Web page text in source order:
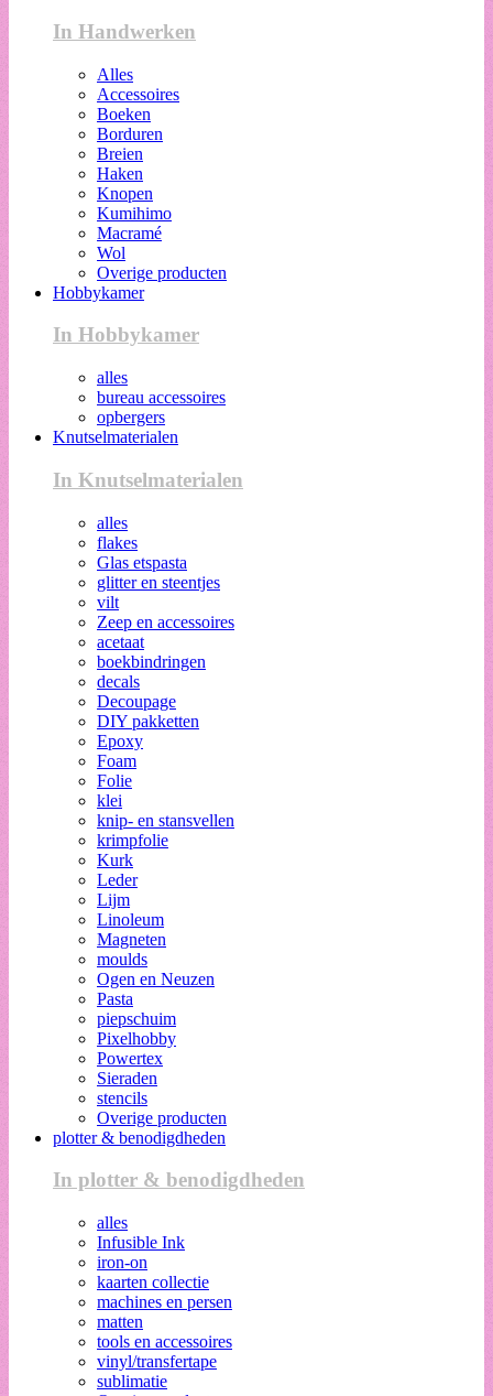
In Handwerken
Alles
Accessoires
Boeken
Borduren
Breien
Haken
Knopen
Kumihimo
Macramé
Wol
Overige producten
Hobbykamer
In Hobbykamer
alles
bureau accessoires
opbergers
Knutselmaterialen
In Knutselmaterialen
alles
flakes
Glas etspasta
glitter en steentjes
vilt
Zeep en accessoires
acetaat
boekbindringen
decals
Decoupage
DIY pakketten
Epoxy
Foam
Folie
klei
knip- en stansvellen
krimpfolie
Kurk
Leder
Lijm
Linoleum
Magneten
moulds
Ogen en Neuzen
Pasta
piepschuim
Pixelhobby
Powertex
Sieraden
stencils
Overige producten
plotter & benodigdheden
In plotter & benodigdheden
alles
Infusible Ink
iron-on
kaarten collectie
machines en persen
matten
tools en accessoires
vinyl/transfertape
sublimatie